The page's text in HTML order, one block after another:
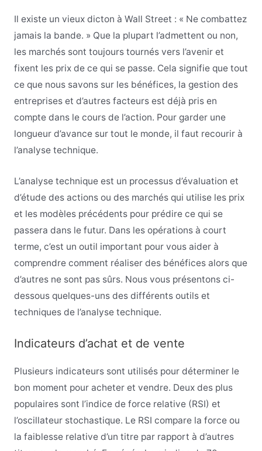
Il existe un vieux dicton à Wall Street : « Ne combattez
jamais la bande. » Que la plupart l’admettent ou non,
les marchés sont toujours tournés vers l’avenir et
fixent les prix de ce qui se passe. Cela signifie que tout
ce que nous savons sur les bénéfices, la gestion des
entreprises et d’autres facteurs est déjà pris en
compte dans le cours de l’action. Pour garder une
longueur d’avance sur tout le monde, il faut recourir à
l’analyse technique.
L’analyse technique est un processus d’évaluation et
d’étude des actions ou des marchés qui utilise les prix
et les modèles précédents pour prédire ce qui se
passera dans le futur. Dans les opérations à court
terme, c’est un outil important pour vous aider à
comprendre comment réaliser des bénéfices alors que
d’autres ne sont pas sûrs. Nous vous présentons ci-
dessous quelques-uns des différents outils et
techniques de l’analyse technique.
Indicateurs d’achat et de vente
Plusieurs indicateurs sont utilisés pour déterminer le
bon moment pour acheter et vendre. Deux des plus
populaires sont l’indice de force relative (RSI) et
l’oscillateur stochastique. Le RSI compare la force ou
la faiblesse relative d’un titre par rapport à d’autres